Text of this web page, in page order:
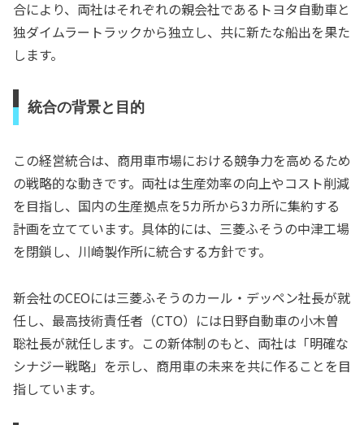
合により、両社はそれぞれの親会社であるトヨタ自動車と
独ダイムラートラックから独立し、共に新たな船出を果た
します。
統合の背景と目的
この経営統合は、商用車市場における競争力を高めるため
の戦略的な動きです。両社は生産効率の向上やコスト削減
を目指し、国内の生産拠点を5カ所から3カ所に集約する
計画を立てています。具体的には、三菱ふそうの中津工場
を閉鎖し、川崎製作所に統合する方針です。
新会社のCEOには三菱ふそうのカール・デッペン社長が就
任し、最高技術責任者（CTO）には日野自動車の小木曽
聡社長が就任します。この新体制のもと、両社は「明確な
シナジー戦略」を示し、商用車の未来を共に作ることを目
指しています。